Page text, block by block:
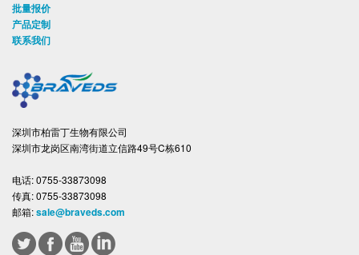
批量报价
产品定制
联系我们
深圳市柏雷丁生物有限公司
深圳市龙岗区南湾街道立信路49号C栋610
电话:0755-33873098
传真:0755-33873098
邮箱:sale@braveds.com